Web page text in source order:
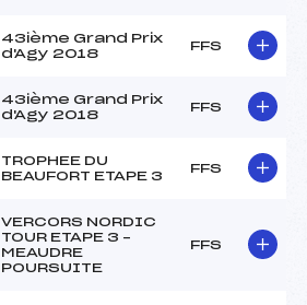
43ième Grand Prix
d'Agy 2018
FFS
43ième Grand Prix
d'Agy 2018
FFS
TROPHEE DU
BEAUFORT ETAPE 3
FFS
VERCORS NORDIC
TOUR ETAPE 3 –
MEAUDRE
POURSUITE
FFS